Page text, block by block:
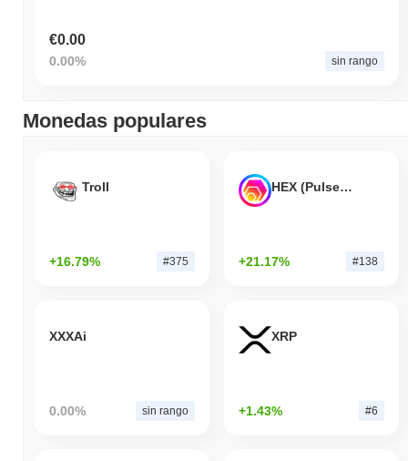
€0.00
0.00% sin rango
Monedas populares
Troll
+16.79% #375
HEX (Pulsechain)
+21.17% #138
XXXAi
0.00% sin rango
XRP
+1.43% #6